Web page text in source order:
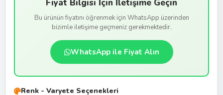
Fiyat Bilgisi İçin İletişime Geçin
Bu ürünün fiyatını öğrenmek için WhatsApp üzerinden
bizimle iletişime geçmeniz gerekmektedir.
WhatsApp ile Fiyat Alın
Renk - Varyete Seçenekleri